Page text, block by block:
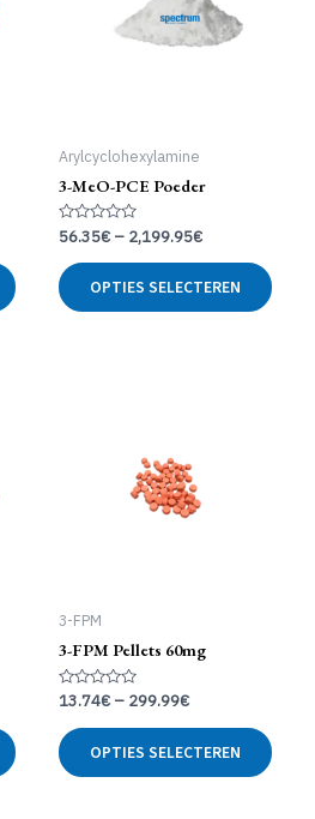
product
Arylcyclohexylamine
3-MeO-PCE Poeder
Gewaardeerd
0
uit
5
56.35€ – 2,199.95€
OPTIES SELECTEREN
product
3-FPM
3-FPM Pellets 60mg
Gewaardeerd
uit
5
13.74€ – 299.99€
OPTIES SELECTEREN